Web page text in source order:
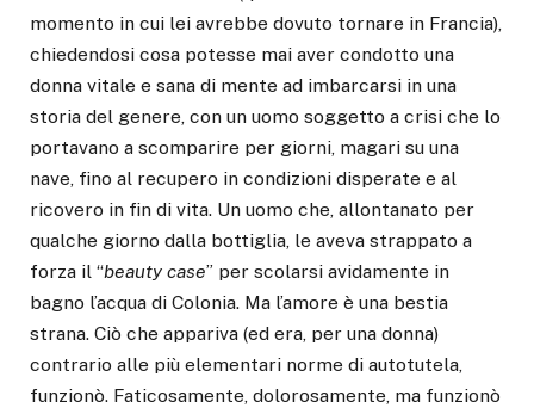
momento in cui lei avrebbe dovuto tornare in Francia),
chiedendosi cosa potesse mai aver condotto una
donna vitale e sana di mente ad imbarcarsi in una
storia del genere, con un uomo soggetto a crisi che lo
portavano a scomparire per giorni, magari su una
nave, fino al recupero in condizioni disperate e al
ricovero in fin di vita. Un uomo che, allontanato per
qualche giorno dalla bottiglia, le aveva strappato a
forza il “beauty case” per scolarsi avidamente in
bagno l’acqua di Colonia. Ma l’amore è una bestia
strana. Ciò che appariva (ed era, per una donna)
contrario alle più elementari norme di autotutela,
funzionò. Faticosamente, dolorosamente, ma funzionò